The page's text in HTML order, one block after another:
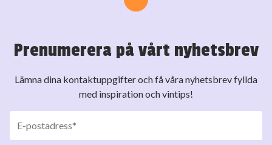
Prenumerera på vårt nyhetsbrev
Lämna dina kontaktuppgifter och få våra nyhetsbrev fyllda
med inspiration och vintips!